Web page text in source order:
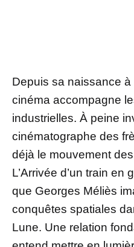
Depuis sa naissance
cinéma accompagne
industrielles. À peine
cinématographe des
déjà le mouvement
L’Arrivée d’un train en
que Georges Méliès
conquêtes spatiales
Lune. Une relation